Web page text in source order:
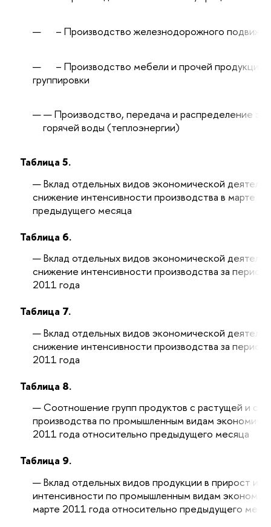
– Производство железнодорожного
– Производство мебели и прочей продукции,
группировки
Производство, передача и распределение
горячей воды (теплоэнергии)
Таблица 5.
Вклад отдельных видов экономической
снижение интенсивности производства в марте
предыдущего месяца
Таблица 6.
Вклад отдельных видов экономической
снижение интенсивности производства за период
2011 года
Таблица 7.
Вклад отдельных видов экономической
снижение интенсивности производства за период
2011 года
Таблица 8.
Соотношение групп продуктов с растущей и
производства по промышленным видам
2011 года относительно предыдущего месяца
Таблица 9.
Вклад отдельных видов продукции в прирост
интенсивности по промышленным видам
марте 2011 года относительно предыдущего